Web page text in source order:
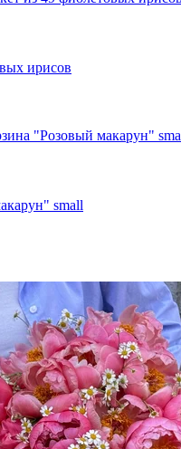
ирисов
small